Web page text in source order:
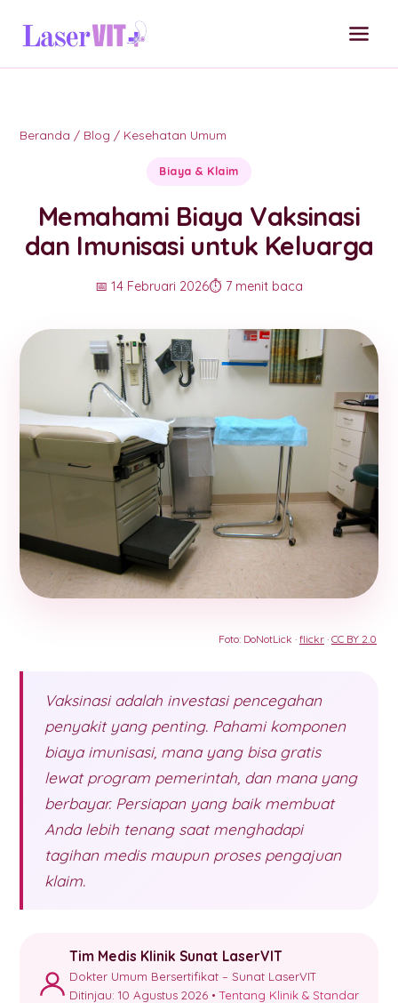
Beranda / Blog / Kesehatan Umum
Biaya & Klaim
Memahami Biaya Vaksinasi
dan Imunisasi untuk Keluarga
📅 14 Februari 2026⏱️ 7 menit baca
Foto: DoNotLick · flickr · CC BY 2.0
Vaksinasi adalah investasi pencegahan
penyakit yang penting. Pahami komponen
biaya imunisasi, mana yang bisa gratis
lewat program pemerintah, dan mana yang
berbayar. Persiapan yang baik membuat
Anda lebih tenang saat menghadapi
tagihan medis maupun proses pengajuan
klaim.
Tim Medis Klinik Sunat LaserVIT
Dokter Umum Bersertifikat – Sunat LaserVIT
Ditinjau: 10 Agustus 2026 •Tentang Klinik & Standar